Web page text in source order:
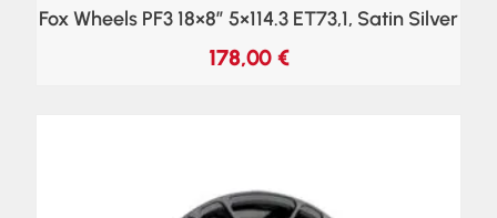
Fox Wheels PF3 18×8″ 5×114.3 ET73,1, Satin Silver
178,00 €